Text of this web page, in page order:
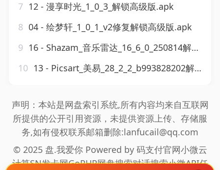
7 12 - 漫享时光_1_0_3_解锁高级版.apk
8 04 - 绘梦轩_1_0_1_v2修复解锁高级版.apk
9 16 - Shazam_音乐雷达_16_6_0_250814解锁高级版.apk
10 13 - Picsart_美易_28_2_2_b993828202解锁高级版.apk
声明：本站是网盘索引系统,所有内容均来自互联网
所提供的公开引用资源，未提供资源上传、存储服
务,如有侵权联系邮箱删除:lanfucail@qq.com
© 2025 盘.我爱你 Powered by 码支付官网小微云
计算SN发卡网GoPHP网盘搜索对话搜索小微API任